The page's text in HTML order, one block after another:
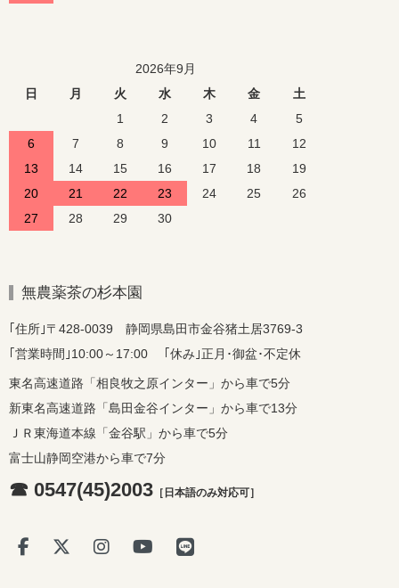
無農薬茶の杉本園
｢住所｣〒428-0039 静岡県島田市金谷猪土居3769-3
｢営業時間｣10:00～17:00 ｢休み｣正月･御盆･不定休
東名高速道路「相良牧之原インター」から車で5分
新東名高速道路「島田金谷インター」から車で13分
ＪＲ東海道本線「金谷駅」から車で5分
富士山静岡空港から車で7分
☎ 0547(45)2003 ［日本語のみ対応可］
2026年9月
日
月 火 水 木 金
土
1
2 3 4
5
6
7 8 9 10 11
12
13
14 15 16 17 18
19
20
21 22 23 24 25
26
27
28 29 30